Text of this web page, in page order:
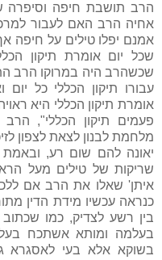
הרב תושבת חיפה וסיפרה
אחיה הרב האם לעבור
אמנם יפלו טילים על חיפה
שכל יום אומרת תיקון
שכשהרב היה במרוקו הרב
עבורו תיקון הכללי כל
אומרת תיקון הכללי היא
פעמים תיקון הכללי",
מלחמת לבנון לצאת לצפון
יאונה להם שום רע, ובאמת
שריקות של טילים מעל
איתן' שאלו את הרב אם
כנראה עכשיו מידת הדין
בין רשע לצדיק, כמו
בעלמה ומותא אשתכח
בשוקא אלא בעי לאסגרא